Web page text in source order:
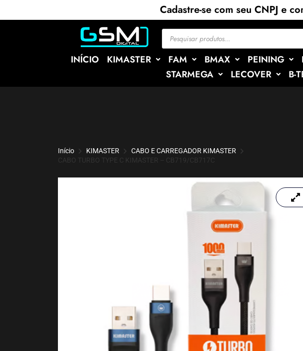
Cadastre-se com seu CNPJ e
INÍCIO KIMASTER FAM BMAX PEINING
STARMEGA
LECOVER B-
Início KIMASTER
CABO E CARREGADOR KIMASTER
CABO TURBO TYPE C KIMASTER – CB719/CB717C